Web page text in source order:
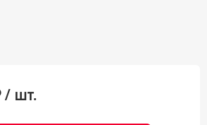
/ шт.